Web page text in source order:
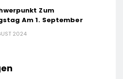
Zum
Am 1. September
2024